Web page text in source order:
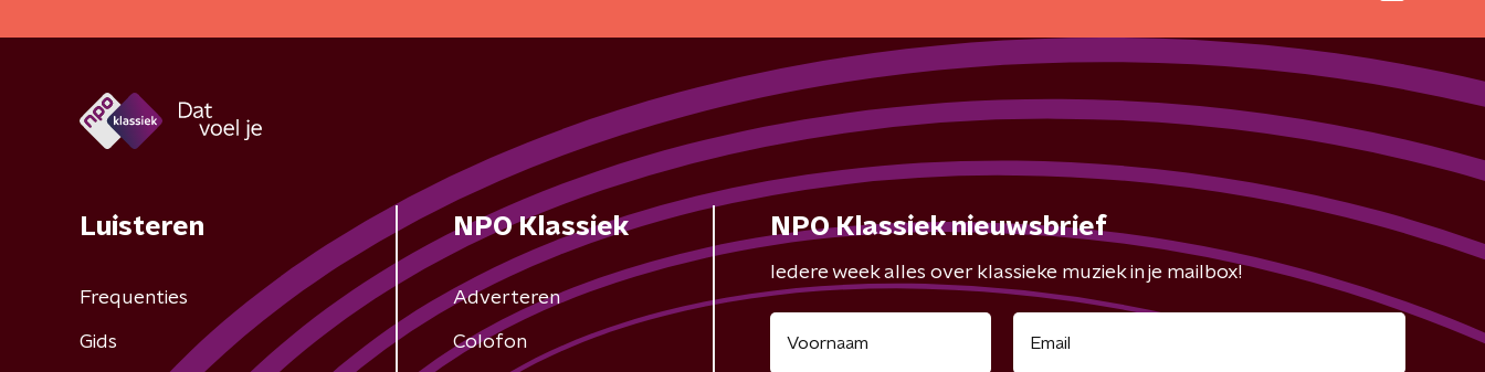
Luisteren
Frequenties
Gids
NPO Klassiek
Adverteren
Colofon
NPO Klassiek nieuwsbrief
Iedere week alles over klassieke muziek in je mailbox!